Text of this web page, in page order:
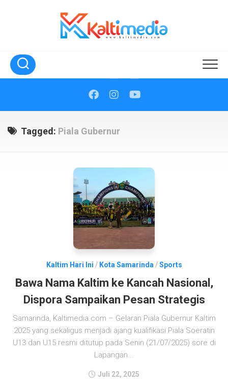
Tagged: Piala Gubernur
Kaltim Hari Ini / Kota Samarinda /Sports
Bawa Nama Kaltim ke Kancah Nasional,
Dispora Sampaikan Pesan Strategis
Samarinda, Kaltimedia.com – Gelaran Piala Gubernur Kaltim
2025 yang sekaligus menjadi ajang kualifikasi Piala Soeratin
U13 dan U15 resmi ditutup pada Senin (21/07/2025) sore di
Lapangan...
Juli 22, 2025